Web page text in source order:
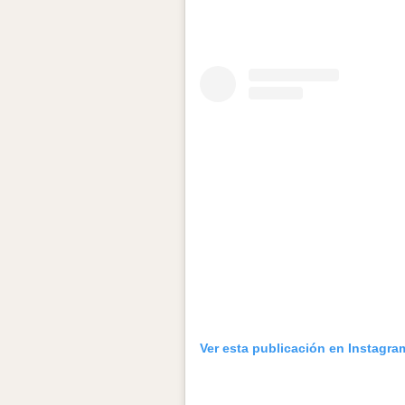
Ver esta publicación en